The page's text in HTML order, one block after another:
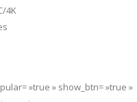
4K
»true » show_btn= »true »